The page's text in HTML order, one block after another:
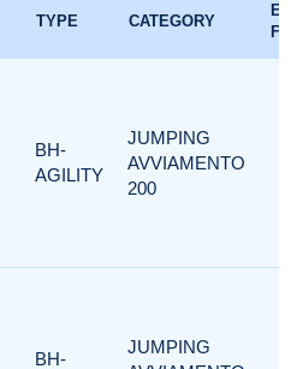
TYPE CATEGORY
BH-
AGILITY
JUMPING
AVVIAMENTO
200
BH-
JUMPING